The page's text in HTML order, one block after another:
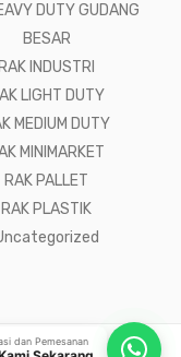
DUTY GUDANG
BESAR
RAK INDUSTRI
LIGHT DUTY
MEDIUM DUTY
MINIMARKET
RAK PALLET
RAK PLASTIK
dan Pemesanan